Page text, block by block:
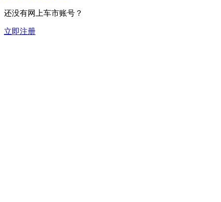
还没有网上车市账号？
立即注册